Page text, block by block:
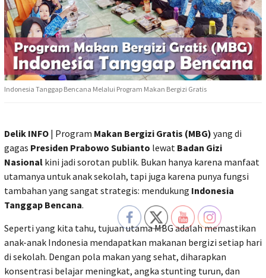
Indonesia Tanggap Bencana Melalui Program Makan Bergizi Gratis
Delik INFO | Program Makan Bergizi Gratis (MBG) yang di
gagas Presiden Prabowo Subianto lewat Badan Gizi
Nasional kini jadi sorotan publik. Bukan hanya karena manfaat
utamanya untuk anak sekolah, tapi juga karena punya fungsi
tambahan yang sangat strategis: mendukung Indonesia
Tanggap Bencana.
Seperti yang kita tahu, tujuan utama MBG adalah memastikan
anak-anak Indonesia mendapatkan makanan bergizi setiap hari
di sekolah. Dengan pola makan yang sehat, diharapkan
konsentrasi belajar meningkat, angka stunting turun, dan